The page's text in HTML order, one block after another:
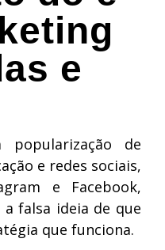
e
de
e redes sociais,
e Facebook,
falsa ideia de que
que funciona.